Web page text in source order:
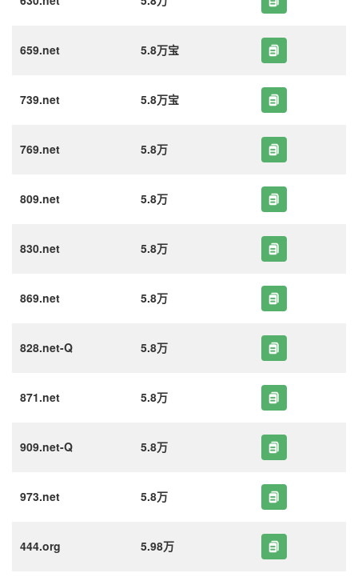
659.net 5.8万宝
739.net 5.8万宝
769.net 5.8万
809.net 5.8万
830.net 5.8万
869.net 5.8万
828.net-Q 5.8万
871.net 5.8万
909.net-Q 5.8万
973.net 5.8万
444.org 5.98万